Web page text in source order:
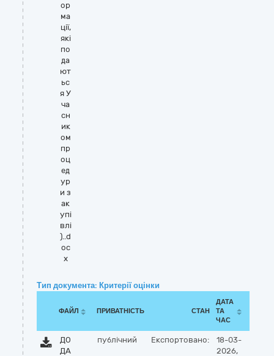
ор
ма
ції,
які
по
да
ют
ьс
я У
ча
сн
ик
ом
пр
оц
ед
ур
и з
ак
упі
влі
)..d
oc
x
Тип документа: Критерії оцінки
ФАЙЛ ПРИВАТНІСТЬ СТАН
ДАТА
ТА
ЧАС
ДО
ДА
публічний Експортовано:
18-03-
2026,